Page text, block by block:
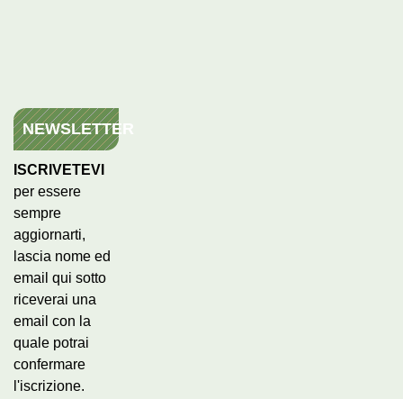
NEWSLETTER
ISCRIVETEVI
per essere
sempre
aggiornarti,
lascia nome ed
email qui sotto
riceverai una
email con la
quale potrai
confermare
l'iscrizione.